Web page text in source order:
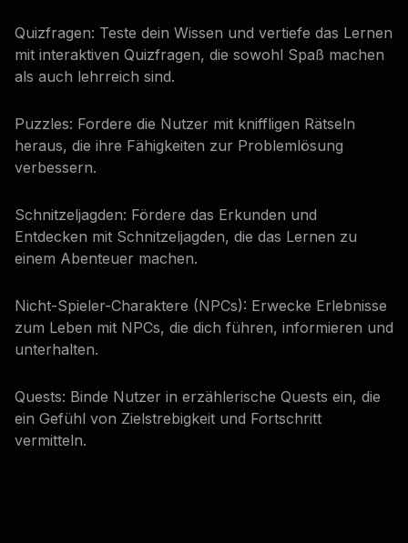
Quizfragen: Teste dein Wissen und vertiefe das Lernen
mit interaktiven Quizfragen, die sowohl Spaß machen
als auch lehrreich sind.
Puzzles: Fordere die Nutzer mit kniffligen Rätseln
heraus, die ihre Fähigkeiten zur Problemlösung
verbessern.
Schnitzeljagden: Fördere das Erkunden und
Entdecken mit Schnitzeljagden, die das Lernen zu
einem Abenteuer machen.
Nicht-Spieler-Charaktere (NPCs): Erwecke Erlebnisse
zum Leben mit NPCs, die dich führen, informieren und
unterhalten.
Quests: Binde Nutzer in erzählerische Quests ein, die
ein Gefühl von Zielstrebigkeit und Fortschritt
vermitteln.